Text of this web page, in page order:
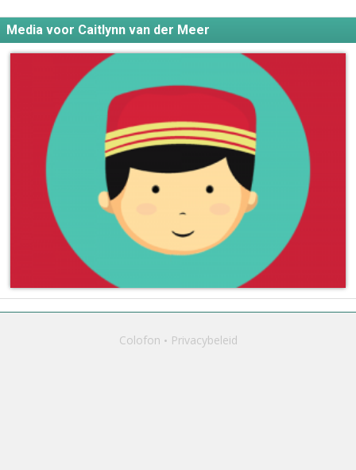
Media voor Caitlynn van der Meer
Colofon Privacybeleid